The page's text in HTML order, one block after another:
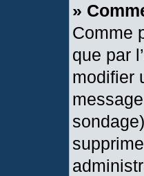
»
Comme
que par
modifier